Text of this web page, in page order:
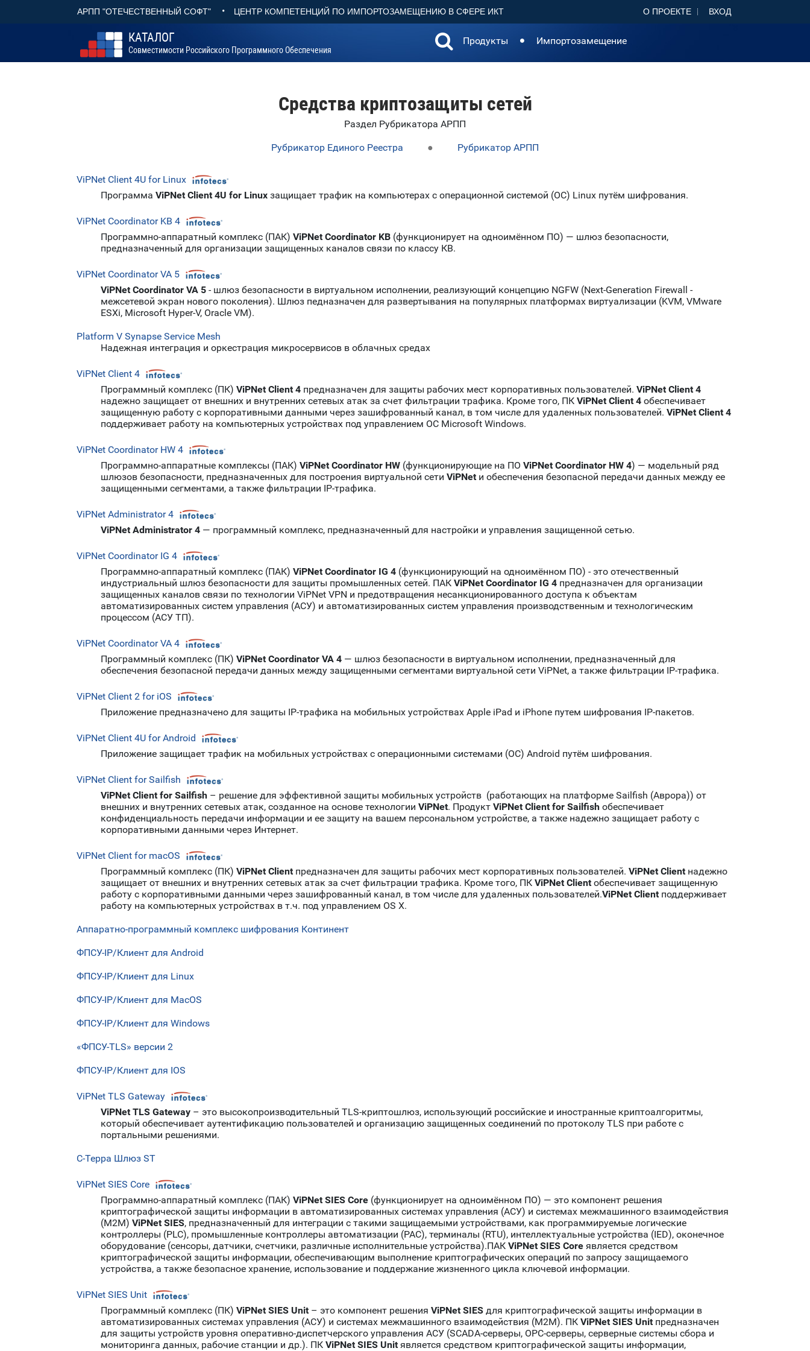
АРПП "ОТЕЧЕСТВЕННЫЙ СОФТ" • ЦЕНТР КОМПЕТЕНЦИЙ ПО ИМПОРТОЗАМЕЩЕНИЮ В СФЕРЕ ИКТ О ПРОЕКТЕ ВХОД
КАТАЛОГ
Совместимости Российского Программного Обеспечения
Продукты Импортозамещение
Средства криптозащиты сетей
Раздел Рубрикатора АРПП
Рубрикатор Единого Реестра ● Рубрикатор АРПП
ViPNet Client 4U for Linux
Программа ViPNet Client 4U for Linux защищает трафик на компьютерах с операционной системой (ОС) Linux путём шифрования.
ViPNet Coordinator KB 4
Программно-аппаратный комплекс (ПАК) ViPNet Coordinator KB (функционирует на одноимённом ПО) — шлюз безопасности,
предназначенный для организации защищенных каналов связи по классу КВ.
ViPNet Coordinator VA 5
ViPNet Coordinator VA 5 - шлюз безопасности в виртуальном исполнении, реализующий концепцию NGFW (Next-Generation Firewall -
межсетевой экран нового поколения). Шлюз педназначен для развертывания на популярных платформах виртуализации (KVM, VMware
ESXi, Microsoft Hyper-V, Oracle VM).
Platform V Synapse Service Mesh
Надежная интеграция и оркестрация микросервисов в облачных средах
ViPNet Client 4
Программный комплекс (ПК) ViPNet Client 4 предназначен для защиты рабочих мест корпоративных пользователей. ViPNet Client 4
надежно защищает от внешних и внутренних сетевых атак за счет фильтрации трафика. Кроме того, ПК ViPNet Client 4 обеспечивает
защищенную работу с корпоративными данными через зашифрованный канал, в том числе для удаленных пользователей. ViPNet Client 4
поддерживает работу на компьютерных устройствах под управлением ОС Microsoft Windows.
ViPNet Coordinator HW 4
Программно-аппаратные комплексы (ПАК) ViPNet Coordinator HW (функционирующие на ПО ViPNet Coordinator HW 4) — модельный ряд
шлюзов безопасности, предназначенных для построения виртуальной сети ViPNet и обеспечения безопасной передачи данных между ее
защищенными сегментами, а также фильтрации IP-трафика.
ViPNet Administrator 4
ViPNet Administrator 4 — программный комплекс, предназначенный для настройки и управления защищенной сетью.
ViPNet Coordinator IG 4
Программно-аппаратный комплекс (ПАК) ViPNet Coordinator IG 4 (функционирующий на одноимённом ПО) - это отечественный
индустриальный шлюз безопасности для защиты промышленных сетей. ПАК ViPNet Coordinator IG 4 предназначен для организации
защищенных каналов связи по технологии ViPNet VPN и предотвращения несанкционированного доступа к объектам
автоматизированных систем управления (АСУ) и автоматизированных систем управления производственным и технологическим
процессом (АСУ ТП).
ViPNet Coordinator VA 4
Программный комплекс (ПК) ViPNet Coordinator VA 4 — шлюз безопасности в виртуальном исполнении, предназначенный для
обеспечения безопасной передачи данных между защищенными сегментами виртуальной сети ViPNet, а также фильтрации IP-трафика.
ViPNet Client 2 for iOS
Приложение предназначено для защиты IP-трафика на мобильных устройствах Apple iPad и iPhone путем шифрования IP-пакетов.
ViPNet Client 4U for Android
Приложение защищает трафик на мобильных устройствах с операционными системами (ОС) Android путём шифрования.
ViPNet Client for Sailfish
ViPNet Client for Sailfish – решение для эффективной защиты мобильных устройств (работающих на платформе Sailfish (Аврора)) от
внешних и внутренних сетевых атак, созданное на основе технологии ViPNet. Продукт ViPNet Client for Sailfish обеспечивает
конфиденциальность передачи информации и ее защиту на вашем персональном устройстве, а также надежно защищает работу с
корпоративными данными через Интернет.
ViPNet Client for macOS
Программный комплекс (ПК) ViPNet Client предназначен для защиты рабочих мест корпоративных пользователей. ViPNet Client надежно
защищает от внешних и внутренних сетевых атак за счет фильтрации трафика. Кроме того, ПК ViPNet Client обеспечивает защищенную
работу с корпоративными данными через зашифрованный канал, в том числе для удаленных пользователей.ViPNet Client поддерживает
работу на компьютерных устройствах в т.ч. под управлением OS X.
Аппаратно-программный комплекс шифрования Континент
ФПСУ-IP/Клиент для Android
ФПСУ-IP/Клиент для Linux
ФПСУ-IP/Клиент для MacOS
ФПСУ-IP/Клиент для Windows
«ФПСУ-TLS» версии 2
ФПСУ-IP/Клиент для IOS
ViPNet TLS Gateway
ViPNet TLS Gateway – это высокопроизводительный TLS-криптошлюз, использующий российские и иностранные криптоалгоритмы,
который обеспечивает аутентификацию пользователей и организацию защищенных соединений по протоколу TLS при работе с
портальными решениями.
С-Терра Шлюз ST
ViPNet SIES Core
Программно-аппаратный комплекс (ПАК) ViPNet SIES Core (функционирует на одноимённом ПО) — это компонент решения
криптографической защиты информации в автоматизированных системах управления (АСУ) и системах межмашинного взаимодействия
(М2М) ViPNet SIES, предназначенный для интеграции с такими защищаемыми устройствами, как программируемые логические
контроллеры (PLC), промышленные контроллеры автоматизации (PAC), терминалы (RTU), интеллектуальные устройства (IED), оконечное
оборудование (сенсоры, датчики, счетчики, различные исполнительные устройства).ПАК ViPNet SIES Core является средством
криптографической защиты информации, обеспечивающим выполнение криптографических операций по запросу защищаемого
устройства, а также безопасное хранение, использование и поддержание жизненного цикла ключевой информации.
ViPNet SIES Unit
Программный комплекс (ПК) ViPNet SIES Unit – это компонент решения ViPNet SIES для криптографической защиты информации в
автоматизированных системах управления (АСУ) и системах межмашинного взаимодействия (М2М). ПК ViPNet SIES Unit предназначен
для защиты устройств уровня оперативно-диспетчерского управления АСУ (SCADA-серверы, OPC-серверы, серверные системы сбора и
мониторинга данных, рабочие станции и др.). ПК ViPNet SIES Unit является средством криптографической защиты информации,